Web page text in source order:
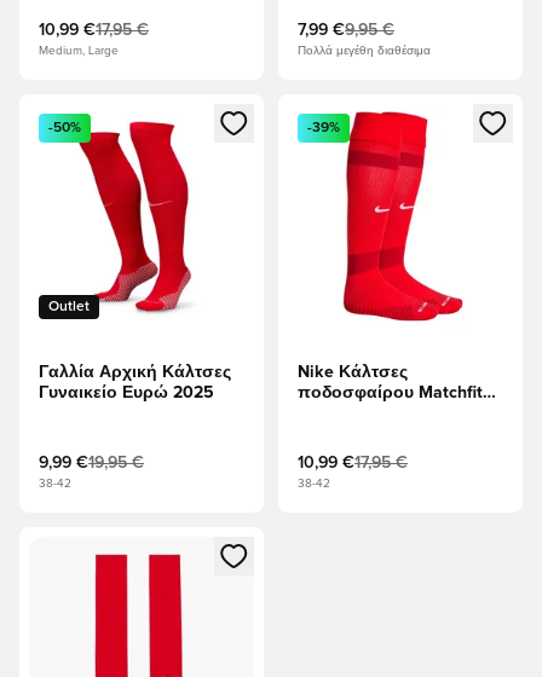
Μεσονυχτών/Λευκό
10,99 €17,95 €
Medium, Large
7,99 €9,95 €
Πολλά μεγέθη διαθέσιμα
Ανοίγει ένα Modal για να συνδεθείτε ή να εγγραφείτε ως
Outlet
-50%
Γαλλία Αρχική Κάλτσες
Γυναικείο Ευρώ 2025
9,99 €19,95 €
38-42
Ανοίγει ένα Modal για να
-39%
Nike Κάλτσες
ποδοσφαίρου Matchfit
Γυμναστήριο Κόκκινο/
Λευκό
10,99 €17,95 €
38-42
Ανοίγει ένα Modal για να συνδεθείτε ή να εγγραφείτε ως